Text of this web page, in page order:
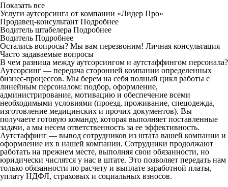
Показать все
Услуги аутсорсинга от компании «Лидер Про»
Продавец-консультант Подробнее
Водитель штабелера Подробнее
Водитель Подробнее
Остались вопросы? Мы вам перезвоним! Личная консультация
Часто задаваемые вопросы
В чем разница между аутсорсингом и аутстаффингом персонала?
Аутсорсинг — передача сторонней компании определенных
бизнес-процессов. Мы берем на себя полный цикл работы с
линейным персоналом: подбор, оформление,
администрирование, мотивацию и обеспечение всеми
необходимыми условиями (проезд, проживание, спецодежда,
изготовление медицинских и прочих документов). Вы
получаете готовую команду, которая выполняет поставленные
задачи, а мы несем ответственность за ее эффективность.
Аутстаффинг — вывод сотрудников из штата вашей компании и
оформление их в нашей компании. Сотрудники продолжают
работать на прежнем месте, выполняя свои обязанности, но
юридически числятся у нас в штате. Это позволяет передать нам
только обязанности по расчету и выплате заработной платы,
уплату НДФЛ, страховых и социальных взносов.